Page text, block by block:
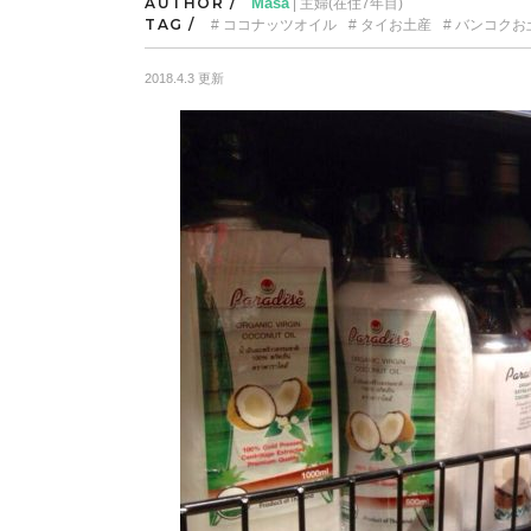
| 主婦(在住7年目)
TAG / ココナッツオイル タイお土産 バンコクお
2018.4.3 更新